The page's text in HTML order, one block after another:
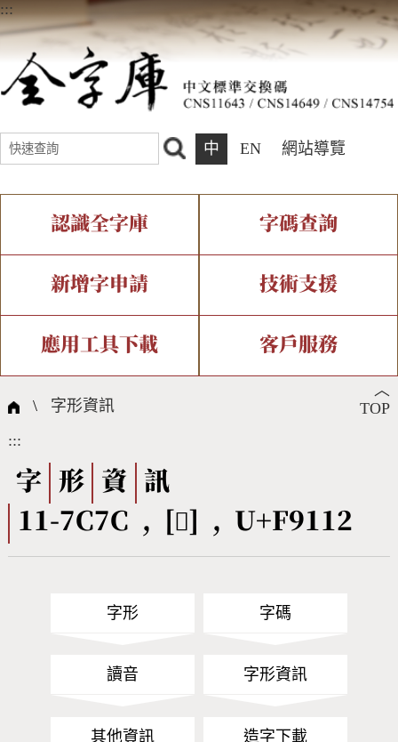
:::
中 EN 網站導覽
認識全字庫
全字庫介紹 全字庫現況
中文碼介紹 專有名詞介紹
國際字碼相關組織
字碼查詢
IDS查詢 部件查詢
複合查詢 注音查詢
筆畫查詢
筆順序查詢
CNS查詢 Unicode查詢
新增字申請
新字申請處理流程
技術支援
字形即時顯示 造字解決方案
全字庫授權 轉碼Web Service
應用工具下載
個人電腦造字處理工具
字形下載
客戶服務
問題集
熱門查詢統計
︿
TOP
\ 字形資訊
:::
字 形 資
訊
11-7C7C , [󹄒] , U+F9112
字形 字碼
讀音 字形資訊
其他資訊 造字下載